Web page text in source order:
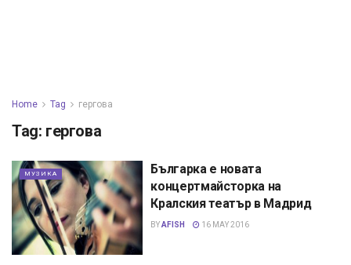
Home Tag гергова
Tag: гергова
МУЗИКА
Българка е новата
концертмайсторка на
Кралския театър в Мадрид
BYAFISH 16 MAY 2016